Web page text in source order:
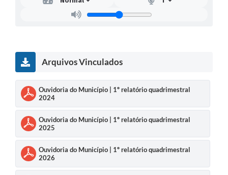
Arquivos Vinculados
Ouvidoria do Município | 1º relatório quadrimestral
2024
Ouvidoria do Município | 1º relatório quadrimestral
2025
Ouvidoria do Município | 1º relatório quadrimestral
2026